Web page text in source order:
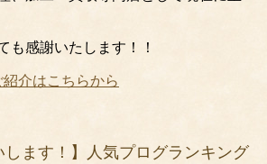
も感謝いたします！！
介はこちらから
します！】人気プログランキング